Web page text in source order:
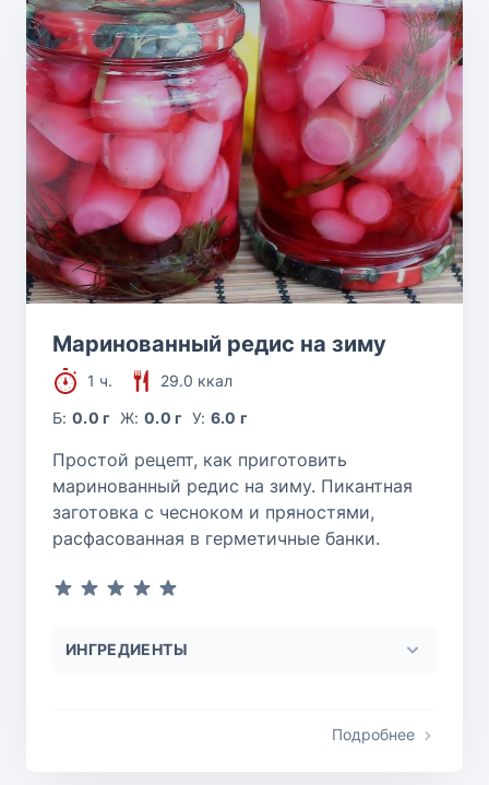
Маринованный редис на зиму
1 ч.
29.0 ккал
Б:0.0 г Ж: 0.0 г У: 6.0 г
Простой рецепт, как приготовить
маринованный редис на зиму. Пикантная
заготовка с чесноком и пряностями,
расфасованная в герметичные банки.
ИНГРЕДИЕНТЫ
Подробнее